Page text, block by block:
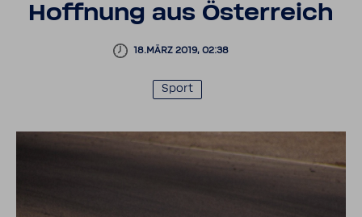
Hoff­nung aus Öster­reich
18.MÄRZ 2019, 02:38
Sport